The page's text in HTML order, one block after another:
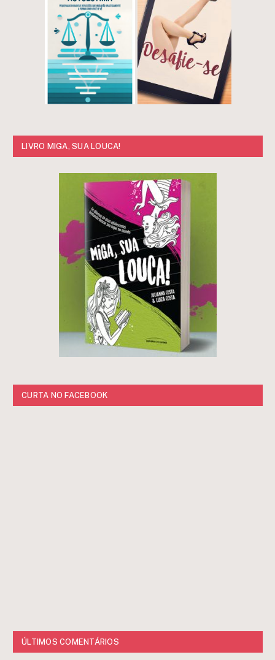
LIVRO MIGA, SUA LOUCA!
CURTA NO FACEBOOK
ÚLTIMOS COMENTÁRIOS